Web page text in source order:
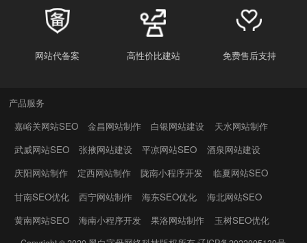
网站代备案 高性价比建站 免费售后支持
产品服务
嘉峪关网站SEO
金昌网站制作 白银网站建设
天水网站制作
武威网站SEO
张掖网站建设 平凉网站SEO
酒泉网站建设
庆阳网站制作
定西网站制作 陇南小程序开发
临夏网站SEO
甘南SEO优化
西宁网站制作 海东SEO优化
海北网站SEO
黄南网站SEO
海南小程序开发 果洛网站制作 玉树SEO优化